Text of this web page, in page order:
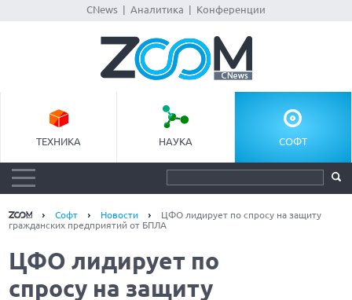
CNews Аналитика Конференции
ТЕХНИКА НАУКА СОФТ
Софт Новости
ЦФО лидирует по спросу на защиту
гражданских предприятий от БПЛА
ЦФО лидирует по
спросу на защиту